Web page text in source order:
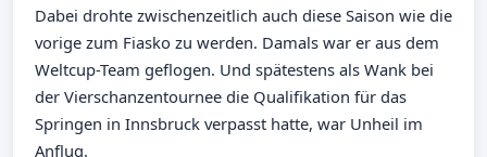
Dabei drohte zwischenzeitlich auch diese Saison wie die
vorige zum Fiasko zu werden. Damals war er aus dem
Weltcup-Team geflogen. Und spätestens als Wank bei
der Vierschanzentournee die Qualifikation für das
Springen in Innsbruck verpasst hatte, war Unheil im
Anflug.